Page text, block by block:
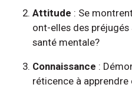
Attitude : Se
ont-elles des préjugés
santé mentale?
Connaissance :
réticence à apprendre